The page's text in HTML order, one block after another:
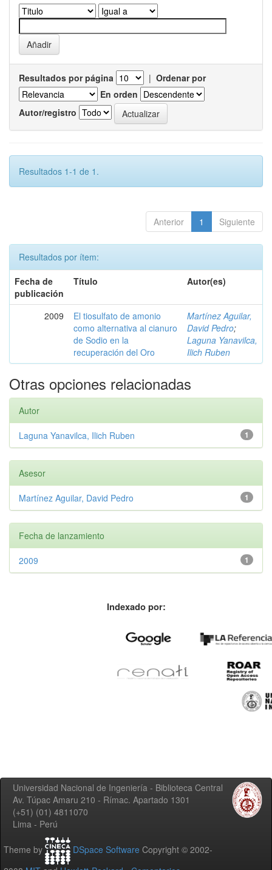
Resultados por página | Ordenar por
En orden
Autor/registro
Resultados 1-1 de 1.
Anterior 1 Siguiente
Resultados por ítem:
Fecha de
publicación
Título Autor(es)
2009
El tiosulfato de amonio
como alternativa al cianuro
de Sodio en la
recuperación del Oro
Martínez Aguilar,
David Pedro;
Laguna Yanavilca,
Ilich Ruben
Otras opciones relacionadas
Autor
1
Laguna Yanavilca, Ilich Ruben
Asesor
1
Martínez Aguilar, David Pedro
Fecha de lanzamiento
1
2009
Indexado por:
Universidad Nacional de Ingeniería - Biblioteca Central
Av. Túpac Amaru 210 - Rímac. Apartado 1301
(+51) (01) 4811070
Lima - Perú
Theme by DSpace Software Copyright © 2002-